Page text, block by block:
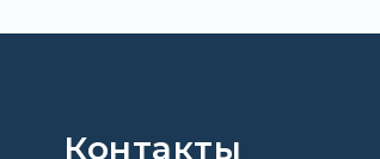
Контакты